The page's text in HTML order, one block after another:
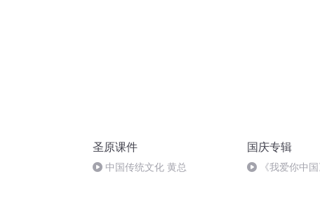
圣原课件
中国传统文化 黄总
国庆专辑
《我爱你中国